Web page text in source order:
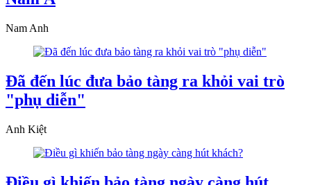
Nam Anh
Đã đến lúc đưa bảo tàng ra khỏi vai trò
"phụ diễn"
Anh Kiệt